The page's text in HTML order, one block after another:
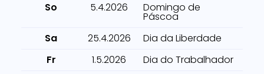
So
5.4.2026 Domingo de
Páscoa
Sa
25.4.2026
Dia da Liberdade
Fr
1.5.2026
Dia do Trabalhador